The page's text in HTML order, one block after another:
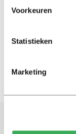
Voorkeuren
Statistieken
Marketing
Schrijf je